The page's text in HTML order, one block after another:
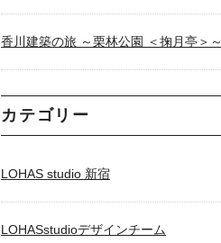
香川建築の旅 ～栗林公園 ＜掬月亭＞～
カテゴリー
LOHAS studio 新宿
LOHASstudioデザインチーム